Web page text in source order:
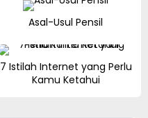
Asal-Usul Pensil
7 Istilah Internet yang Perlu
Kamu Ketahui